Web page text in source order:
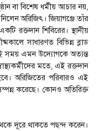
বা বিশেষ ধর্মীয় আচার নয়,
অরিজিৎ। জিয়াগঞ্জে তাঁর
রক্তদান শিবিরের। স্থানীয়
সাধারণত বিভিন্ন ব্লাড
সময় এমন উদ্যোগকে অত্যন্ত
মতে, এই রক্তদান
অরিজিতের পরিবারও এই
করেছে। কোনও অতিরিক্ত
দূরে থাকতে পছন্দ করেন।